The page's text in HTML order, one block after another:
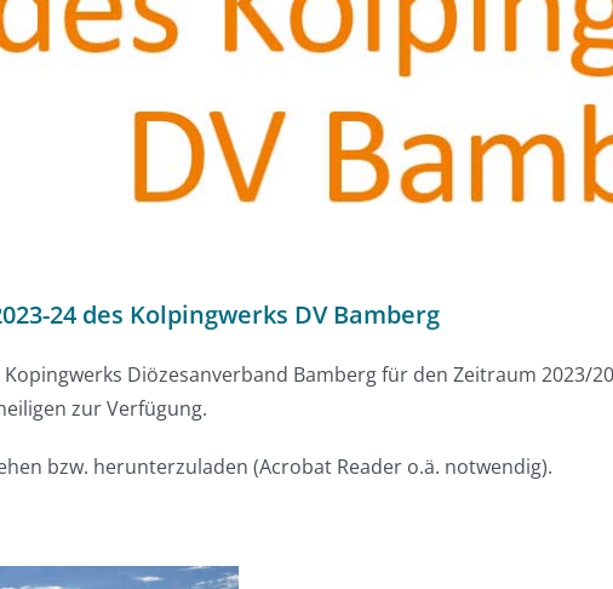
24 des Kolpingwerks DV Bamberg
Diözesanverband Bamberg für den Zeitraum
zur Verfügung.
bzw. herunterzuladen (Acrobat Reader o.ä. notwendig).